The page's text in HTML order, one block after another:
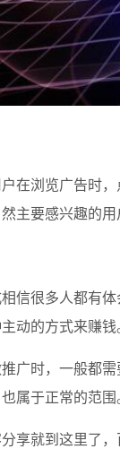
浏览广告时，
主要感兴趣的
很多人都有体
动的方式来赚钱
时，一般都需
属于正常的范围
就到这里了，